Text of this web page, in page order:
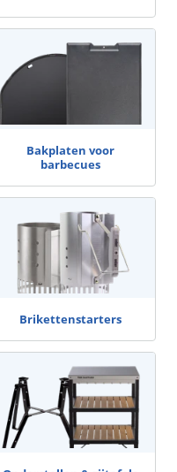
Bakplaten voor
barbecues
Brikettenstarters